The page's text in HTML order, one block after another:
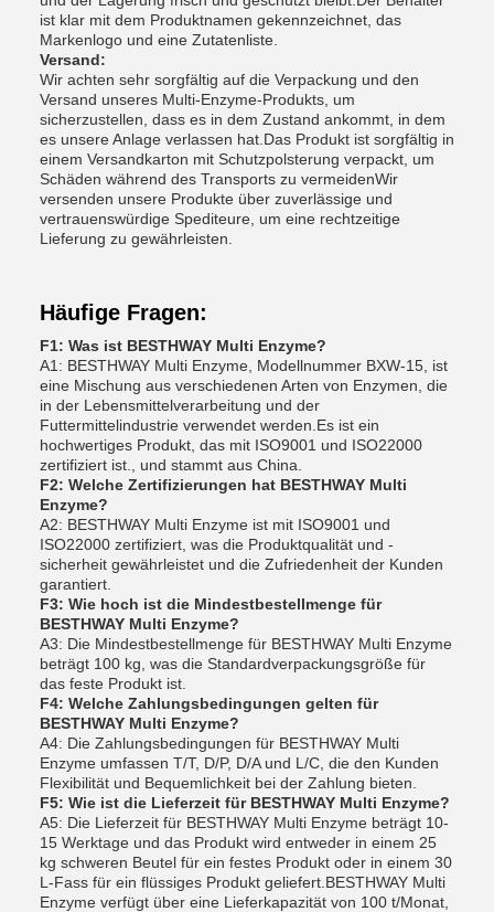
ist klar mit dem Produktnamen gekennzeichnet, das
Markenlogo und eine Zutatenliste.
Versand:
Wir achten sehr sorgfältig auf die Verpackung und den
Versand unseres Multi-Enzyme-Produkts, um
sicherzustellen, dass es in dem Zustand ankommt, in dem
es unsere Anlage verlassen hat.Das Produkt ist sorgfältig in
einem Versandkarton mit Schutzpolsterung verpackt, um
Schäden während des Transports zu vermeidenWir
versenden unsere Produkte über zuverlässige und
vertrauenswürdige Spediteure, um eine rechtzeitige
Lieferung zu gewährleisten.
Häufige Fragen:
F1: Was ist BESTHWAY Multi Enzyme?
A1: BESTHWAY Multi Enzyme, Modellnummer BXW-15, ist
eine Mischung aus verschiedenen Arten von Enzymen, die
in der Lebensmittelverarbeitung und der
Futtermittelindustrie verwendet werden.Es ist ein
hochwertiges Produkt, das mit ISO9001 und ISO22000
zertifiziert ist., und stammt aus China.
F2: Welche Zertifizierungen hat BESTHWAY Multi
Enzyme?
A2: BESTHWAY Multi Enzyme ist mit ISO9001 und
ISO22000 zertifiziert, was die Produktqualität und -
sicherheit gewährleistet und die Zufriedenheit der Kunden
garantiert.
F3: Wie hoch ist die Mindestbestellmenge für
BESTHWAY Multi Enzyme?
A3: Die Mindestbestellmenge für BESTHWAY Multi Enzyme
beträgt 100 kg, was die Standardverpackungsgröße für
das feste Produkt ist.
F4: Welche Zahlungsbedingungen gelten für
BESTHWAY Multi Enzyme?
A4: Die Zahlungsbedingungen für BESTHWAY Multi
Enzyme umfassen T/T, D/P, D/A und L/C, die den Kunden
Flexibilität und Bequemlichkeit bei der Zahlung bieten.
F5: Wie ist die Lieferzeit für BESTHWAY Multi Enzyme?
A5: Die Lieferzeit für BESTHWAY Multi Enzyme beträgt 10-
15 Werktage und das Produkt wird entweder in einem 25
kg schweren Beutel für ein festes Produkt oder in einem 30
L-Fass für ein flüssiges Produkt geliefert.BESTHWAY Multi
Enzyme verfügt über eine Lieferkapazität von 100 t/Monat,